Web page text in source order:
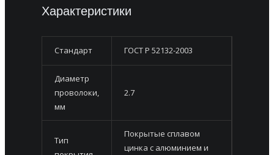
Характеристики
Стандарт ГОСТ Р 52132-2003
Диаметр
проволоки,
мм
2.7
Тип
Покрытые сплавом
цинка с алюминием и